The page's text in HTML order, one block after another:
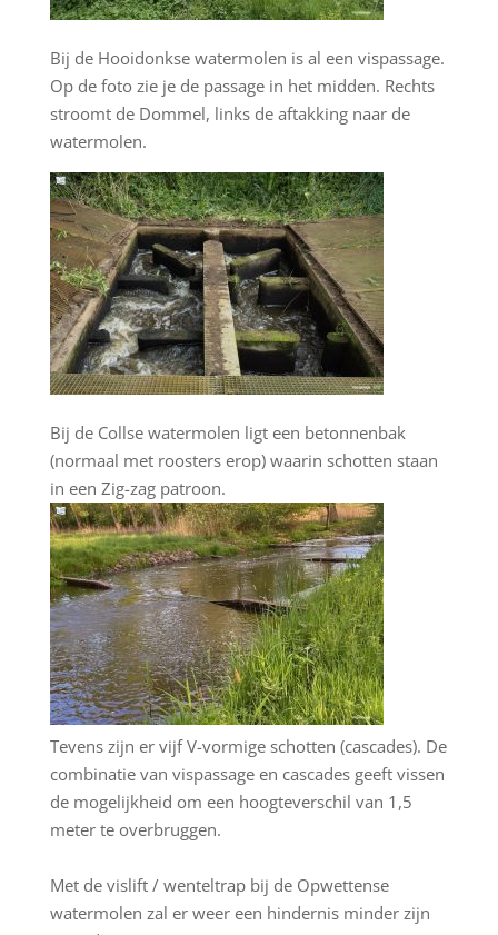
Bij de Hooidonkse watermolen is al een vispassage.
Op de foto zie je de passage in het midden. Rechts
stroomt de Dommel, links de aftakking naar de
watermolen.
Bij de Collse watermolen ligt een betonnenbak
(normaal met roosters erop) waarin schotten staan
in een Zig-zag patroon.
Tevens zijn er vijf V-vormige schotten (cascades). De
combinatie van vispassage en cascades geeft vissen
de mogelijkheid om een hoogteverschil van 1,5
meter te overbruggen.
Met de vislift / wenteltrap bij de Opwettense
watermolen zal er weer een hindernis minder zijn